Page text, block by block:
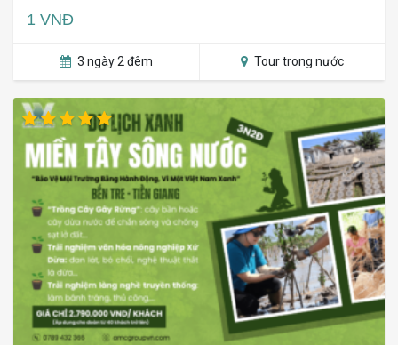
1 VNĐ
3 ngày 2 đêm Tour trong nước